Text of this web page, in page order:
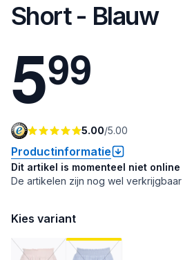
Short - Blauw
599
5.00/5.00
Productinformatie
Dit artikel is momenteel niet
De artikelen zijn nog wel
Kies variant